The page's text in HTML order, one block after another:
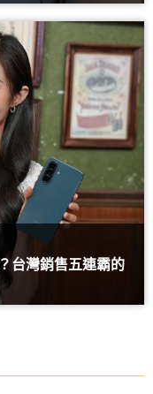
台灣銷售五連霸的